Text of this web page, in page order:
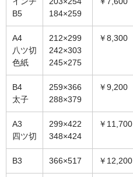
ショップ
For overseas customers
会社案内
オーダーメイド額装
額装のご相談・注文方法
B5
184×259
A4
八ツ切
色紙
212×299
242×303
245×275
￥8,300
B4
太子
259×366
288×379
￥9,200
A3
四ツ切
299×422
348×424
￥11,700
B3 366×517 ￥12,200